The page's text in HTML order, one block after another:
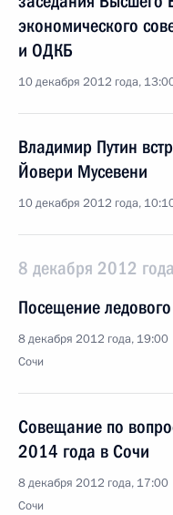
экономического
и ОДКБ
10 декабря 2012 года,
Владимир Путин
Йовери Мусевени
10 декабря 2012 года,
8 декабря 2012
Посещение
8 декабря 2012 года, 19:00
Сочи
Совещание по
2014 года в Сочи
8 декабря 2012 года, 17:00
Сочи